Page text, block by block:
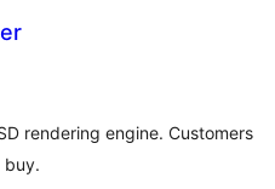
rendering engine. Customers
buy.